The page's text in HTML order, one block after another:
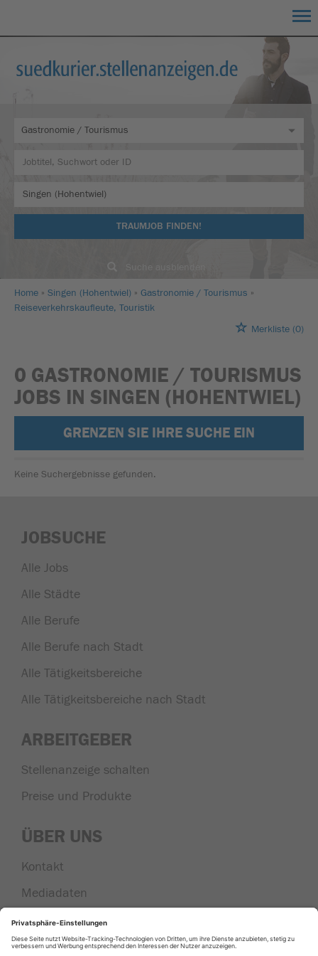
TRAUMJOB FINDEN!
Home Singen (Hohentwiel)
Gastronomie / Tourismus
Reiseverkehrskaufleute, Touristik
Merkliste (0)
0 GASTRONOMIE / TOURISMUS
JOBS IN SINGEN (HOHENTWIEL)
GRENZEN SIE IHRE SUCHE EIN
Keine Suchergebnisse gefunden.
JOBSUCHE
Alle Jobs
Alle Städte
Alle Berufe
Alle Berufe nach Stadt
Alle Tätigkeitsbereiche
Alle Tätigkeitsbereiche nach Stadt
ARBEITGEBER
Stellenanzeige schalten
Preise und Produkte
ÜBER UNS
Kontakt
Mediadaten
Nachrichten aus der Region